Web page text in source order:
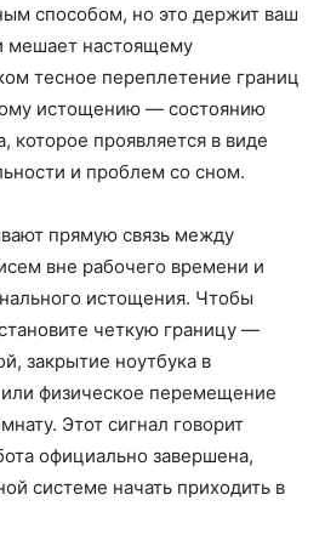
способом, но это держит ваш
мешает настоящему
тесное переплетение границ
истощению — состоянию
которое проявляется в виде
и проблем со сном.
прямую связь между
вне рабочего времени и
истощения. Чтобы
четкую границу —
закрытие ноутбука в
физическое перемещение
Этот сигнал говорит
официально завершена,
системе начать приходить в